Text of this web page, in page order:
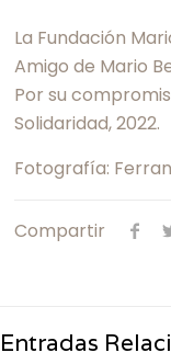
La Fundación
Amigo de Mario
Por su
Solidaridad, 2022.
Fotografía:
Compartir
Entradas